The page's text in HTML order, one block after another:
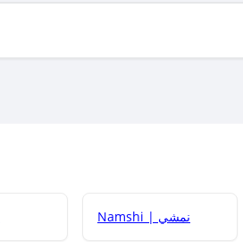
Namshi | نمشي